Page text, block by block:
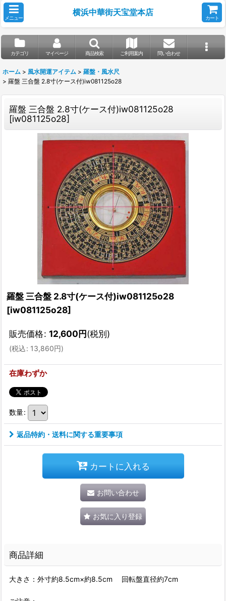
メニュー
横浜中華街天宝堂本店
カート
カテゴリ マイページ 商品検索 ご利用案内 問い合わせ
ホーム > 風水開運アイテム > 羅盤・風水尺
> 羅盤 三合盤 2.8寸(ケース付)iw081125o28
羅盤 三合盤 2.8寸(ケース付)iw081125o28
[iw081125o28]
羅盤 三合盤 2.8寸(ケース付)iw081125o28
[iw081125o28]
販売価格: 12,600円(税別)
(税込: 13,860円)
在庫わずか
数量:
返品特約・送料に関する重要事項
カートに入れる
お問い合わせ
お気に入り登録
商品詳細
大きさ：外寸約8.5cm×約8.5cm 回転盤直径約7cm